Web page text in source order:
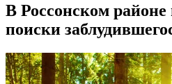
В Россонском
поиски